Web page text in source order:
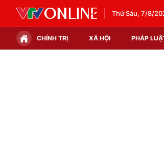
Thứ Sáu, 7/8/
CHÍNH TRỊ XÃ HỘI PHÁP